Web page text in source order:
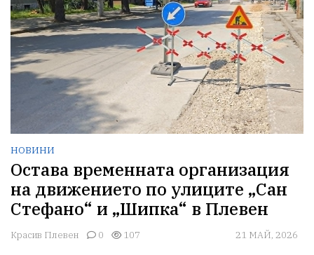
НОВИНИ
Остава временната организация
на движението по улиците „Сан
Стефано“ и „Шипка“ в Плевен
Красив Плевен 0 107 21 МАЙ, 2026